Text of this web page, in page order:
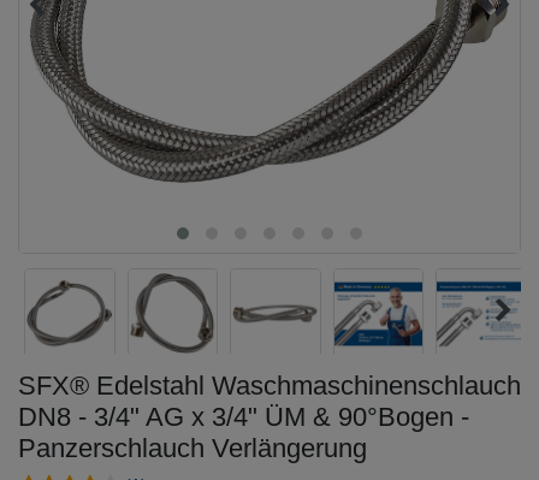
SFX® Edelstahl Waschmaschinenschlauch
DN8 - 3/4" AG x 3/4" ÜM & 90°Bogen -
Panzerschlauch Verlängerung